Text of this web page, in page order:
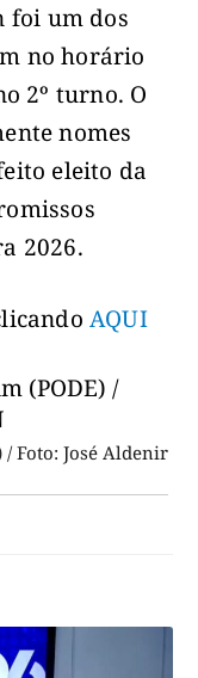
foi um dos
no horário
2º turno. O
nomes
eleito da
2026.
AQUI
/ Foto: José Aldenir